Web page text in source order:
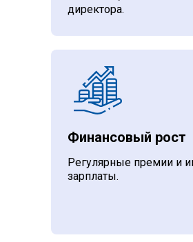
директора.
Финансовый рост
Регулярные премии и
зарплаты.